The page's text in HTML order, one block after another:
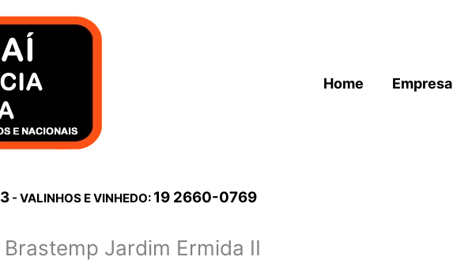
Home Empresa
- VALINHOS E VINHEDO: 19 2660-0769
Jardim Ermida II